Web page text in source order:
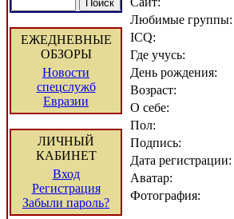
ЕЖЕДНЕВНЫЕ
ОБЗОРЫ
Новости
спецслужб
Евразии
ЛИЧНЫЙ
КАБИНЕТ
Вход
Регистрация
Забыли пароль?
Любимые группы:
ICQ:
Где учусь:
День рождения:
Возраст:
О себе:
Пол:
Подпись:
Дата регистрации:
Аватар:
Фотография: